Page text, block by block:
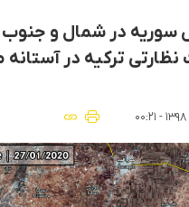
سوریه در شمال و جنوب
نظارتی ترکیه در